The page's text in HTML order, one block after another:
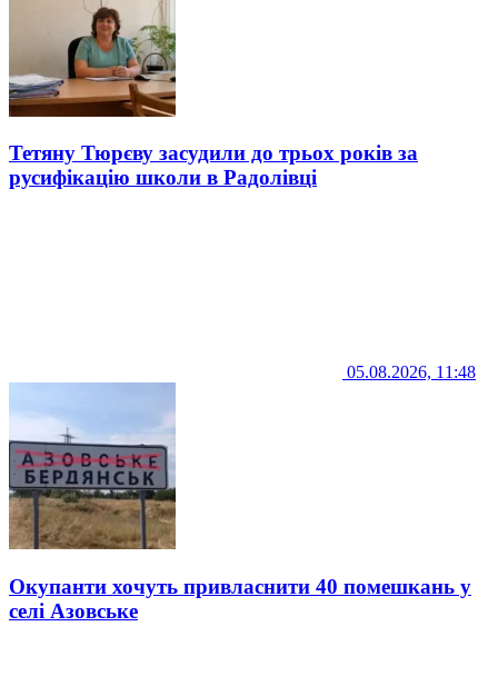
Тетяну Тюрєву засудили до трьох років за
русифікацію школи в Радолівці
05.08.2026, 11:48
Окупанти хочуть привласнити 40 помешкань у
селі Азовське